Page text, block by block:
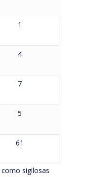
1
4
7
5
61
sigilosas